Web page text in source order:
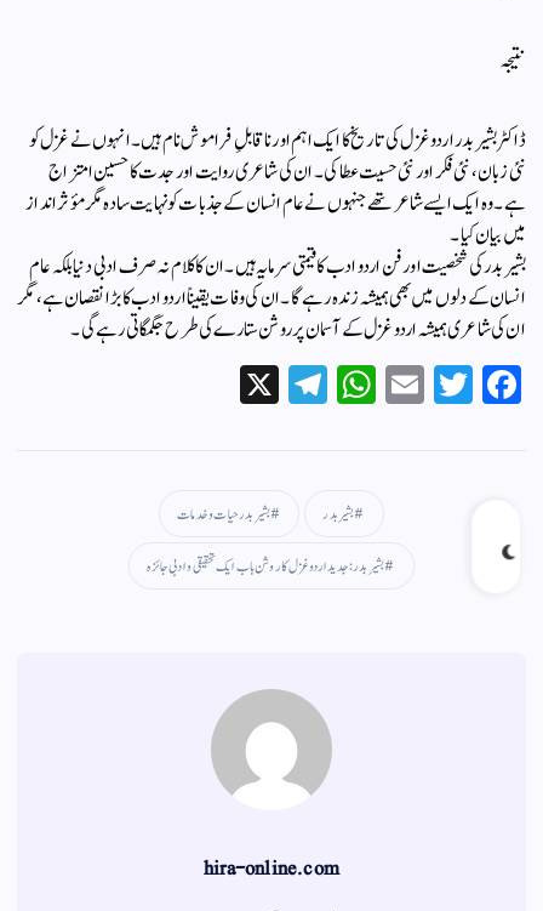
نتیجہ
ڈاکٹر بشیر بدر اردو غزل کی تاریخ کا ایک اہم اور ناقابلِ فراموش نام ہیں۔ انہوں نے غزل کو
نئی زبان، نئی فکر اور نئی حسیت عطا کی۔ ان کی شاعری روایت اور جدت کا حسین امتزاج
ہے۔ وہ ایک ایسے شاعر تھے جنہوں نے عام انسان کے جذبات کو نہایت سادہ مگر مؤثر انداز
میں بیان کیا۔
بشیر بدر کی شخصیت اور فن اردو ادب کا قیمتی سرمایہ ہیں۔ ان کا کلام نہ صرف ادبی دنیا بلکہ عام
انسان کے دلوں میں بھی ہمیشہ زندہ رہے گا۔ ان کی وفات یقیناً اردو ادب کا بڑا نقصان ہے، مگر
ان کی شاعری ہمیشہ اردو غزل کے آسمان پر روشن ستارے کی طرح جگمگاتی رہے گی۔
Fa
T
E
W
A
pp
Te
a
m بشیر بدر بشیر بدر حیات و خدمات
بشیر بدر: جدید اردو غزل کا روشن باب ایک تحقیقی و ادبی جائزہ
hira-online.com